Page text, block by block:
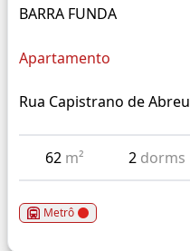
BARRA FUNDA
Apartamento
Rua Capistrano de Abreu
62 m² 2 dorms
Metrô